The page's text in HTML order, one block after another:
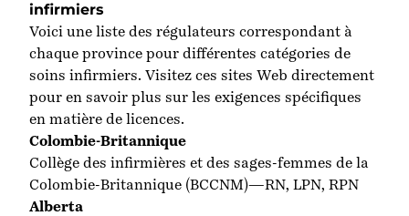
infirmiers
Voici une liste des régulateurs correspondant à
chaque province pour différentes catégories de
soins infirmiers. Visitez ces sites Web directement
pour en savoir plus sur les exigences spécifiques
en matière de licences.
Colombie-Britannique
Collège des infirmières et des sages-femmes de la
Colombie-Britannique (BCCNM)—RN, LPN, RPN
Alberta